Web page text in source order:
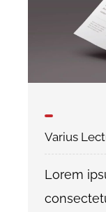
Varius
Lorem